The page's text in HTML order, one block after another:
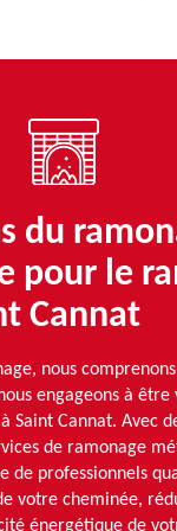
du
pour le
Cannat
nous
engageons à
Saint Cannat. Avec
de ramonage
de professionnels
votre cheminée,
énergétique de